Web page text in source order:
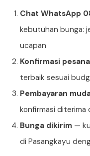
Chat WhatsApp
kebutuhan bunga:
ucapan
Konfirmasi
terbaik sesuai
Pembayaran
konfirmasi diterima
Bunga dikirim —
di Pasangkayu